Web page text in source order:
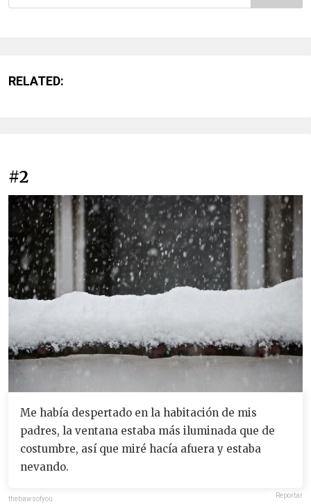
RELATED:
#2
Me había despertado en la habitación de mis
padres, la ventana estaba más iluminada que de
costumbre, así que miré hacía afuera y estaba
nevando.
thebawsofyou Reportar